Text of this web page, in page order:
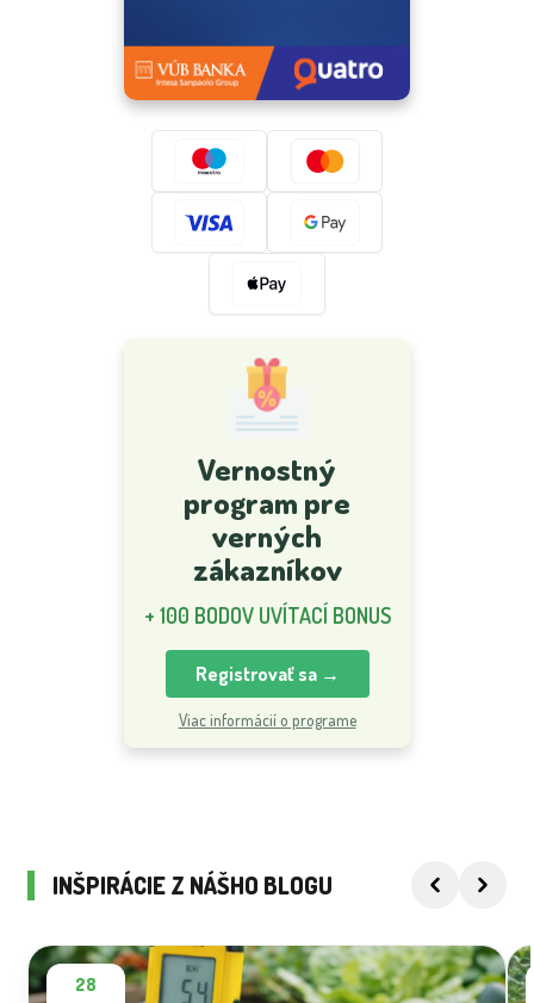
Vernostný
program pre
verných
zákazníkov
+ 100 BODOV UVÍTACÍ BONUS
Registrovať sa →
Viac informácií o programe
INŠPIRÁCIE Z NÁŠHO BLOGU
28